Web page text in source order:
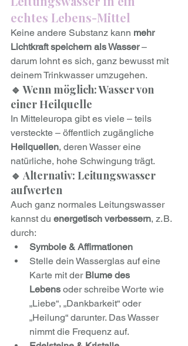
echtes Lebens-Mittel
Keine andere Substanz kann mehr
Lichtkraft speichern als Wasser –
darum lohnt es sich, ganz bewusst mit
deinem Trinkwasser umzugehen.
🔹 Wenn möglich: Wasser von
einer Heilquelle
In Mitteleuropa gibt es viele – teils
versteckte – öffentlich zugängliche
Heilquellen, deren Wasser eine
natürliche, hohe Schwingung trägt.
🔹 Alternativ: Leitungswasser
aufwerten
Auch ganz normales Leitungswasser
kannst du energetisch verbessern, z. B.
durch:
Symbole & Affirmationen
Stelle dein Wasserglas auf eine
Karte mit der Blume des
Lebens oder schreibe Worte wie
„Liebe“, „Dankbarkeit“ oder
„Heilung“ darunter. Das Wasser
nimmt die Frequenz auf.